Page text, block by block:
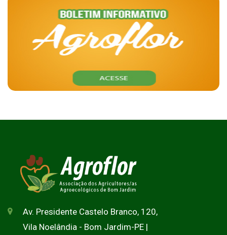
Av. Presidente Castelo Branco, 120,
Vila Noelândia - Bom Jardim-PE |